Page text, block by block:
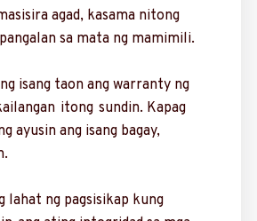
agad, kasama nitong
sa mata ng mamimili.
isang taon ang ­warranty ng
itong sundin. Kapag
ayusin ang isang ba­gay,
lahat ng pagsisikap kung